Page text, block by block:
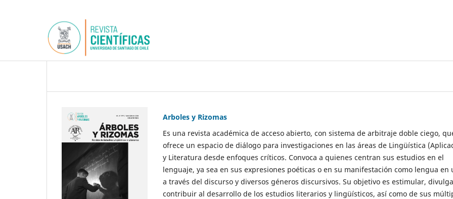
Arboles y Rizomas
Es una revista académica de acceso abierto, con sistema de arbitraje doble ciego,
ofrece un espacio de diálogo para investigaciones en las áreas de Lingüística
y Literatura desde enfoques críticos. Convoca a quienes centran sus estudios en el
lenguaje, ya sea en sus expresiones poéticas o en su manifestación como lengua en
a través del discurso y diversos géneros discursivos. Su objetivo es estimular,
contribuir al desarrollo de los estudios literarios y lingüísticos, así como de sus